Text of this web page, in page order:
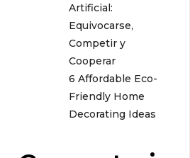
Artificial:
Equivocarse,
Competir y
Cooperar
6 Affordable Eco-
Friendly Home
Decorating Ideas